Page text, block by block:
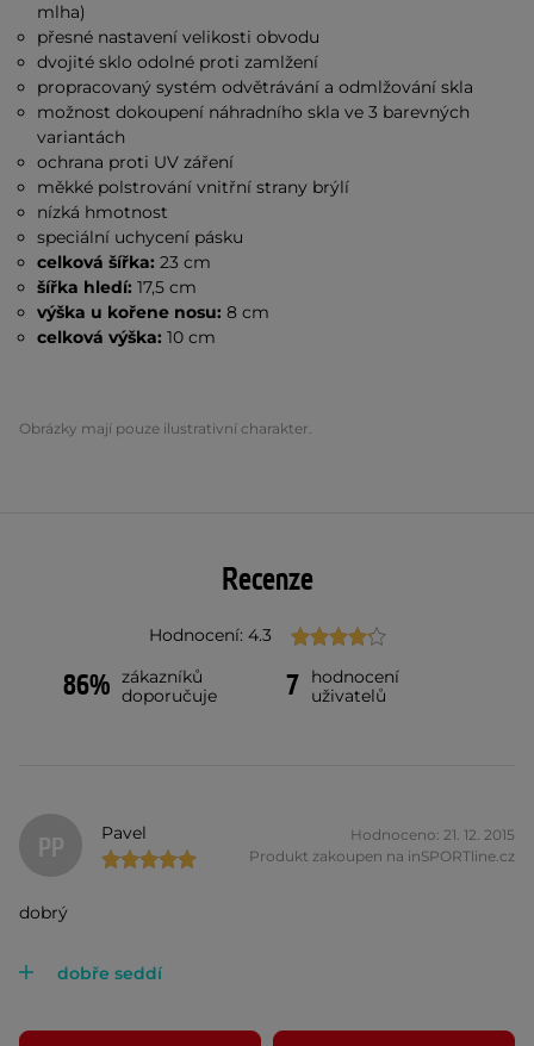
mlha)
přesné nastavení velikosti obvodu
dvojité sklo odolné proti zamlžení
propracovaný systém odvětrávání a odmlžování skla
možnost dokoupení náhradního skla ve 3 barevných
variantách
ochrana proti UV záření
měkké polstrování vnitřní strany brýlí
nízká hmotnost
speciální uchycení pásku
celková šířka: 23 cm
šířka hledí: 17,5 cm
výška u kořene nosu: 8 cm
celková výška: 10 cm
Obrázky mají pouze ilustrativní charakter.
Recenze
Hodnocení: 4.3
86% zákazníků
doporučuje
7
hodnocení
uživatelů
PP Pavel
Hodnoceno: 21. 12. 2015
Produkt zakoupen na inSPORTline.cz
dobrý
dobře seddí